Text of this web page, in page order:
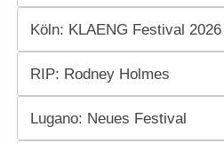
Köln: KLAENG Festival 2026
RIP: Rodney Holmes
Lugano: Neues Festival